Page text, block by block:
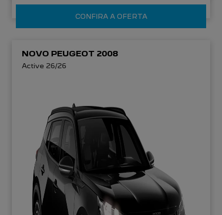
CONFIRA A OFERTA
NOVO PEUGEOT 2008
Active 26/26